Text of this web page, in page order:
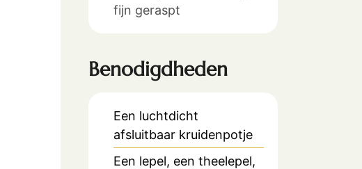
fijn geraspt
Benodigdheden
Een luchtdicht
afsluitbaar kruidenpotje
Een lepel, een theelepel,